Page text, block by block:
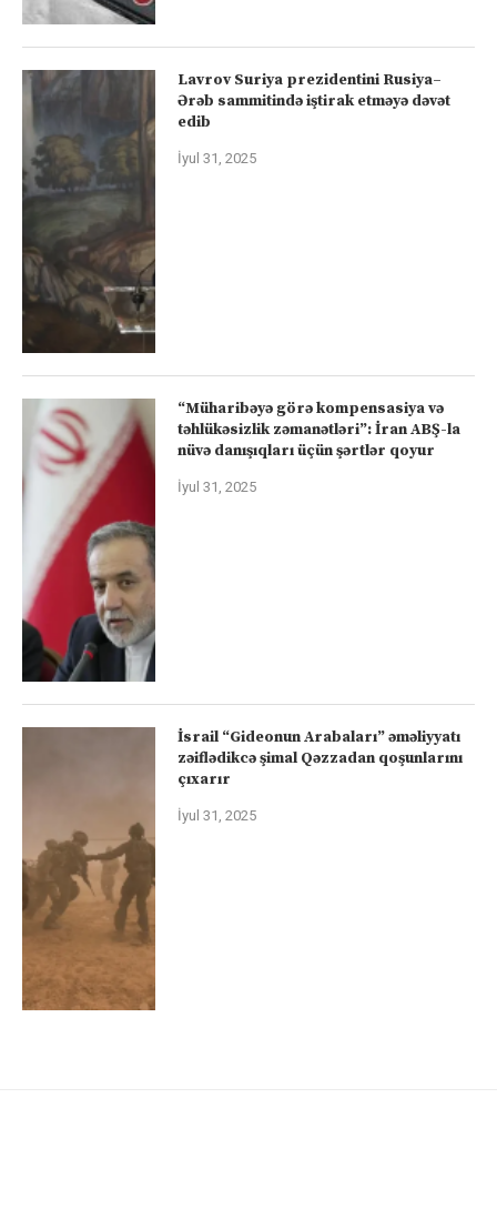
Lavrov Suriya prezidentini Rusiya–
Ərəb sammitində iştirak etməyə dəvət
edib
İyul 31, 2025
“Müharibəyə görə kompensasiya və
təhlükəsizlik zəmanətləri”: İran ABŞ-la
nüvə danışıqları üçün şərtlər qoyur
İyul 31, 2025
İsrail “Gideonun Arabaları” əməliyyatı
zəiflədikcə şimal Qəzzadan qoşunlarını
çıxarır
İyul 31, 2025